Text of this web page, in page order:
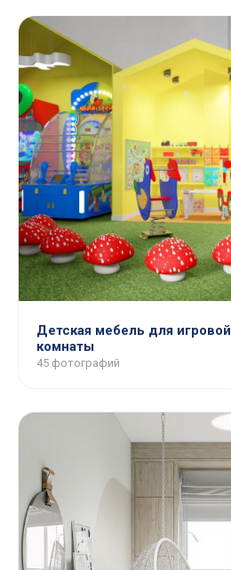
Детская мебель для игровой
комнаты
45 фотографий